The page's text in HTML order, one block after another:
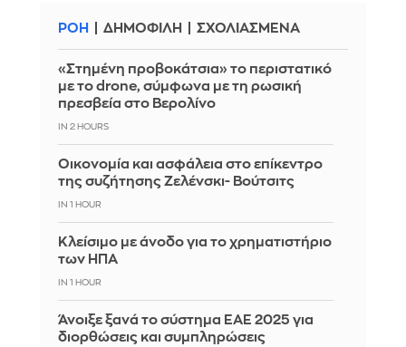
ΡΟΗ ΔΗΜΟΦΙΛΗ ΣΧΟΛΙΑΣΜΕΝΑ
«Στημένη προβοκάτσια» το περιστατικό
με το drone, σύμφωνα με τη ρωσική
πρεσβεία στο Βερολίνο
IN 2 HOURS
Οικονομία και ασφάλεια στο επίκεντρο
της συζήτησης Ζελένσκι- Βούτσιτς
IN 1 HOUR
Κλείσιμο με άνοδο για το χρηματιστήριο
των ΗΠΑ
IN 1 HOUR
Άνοιξε ξανά το σύστημα ΕΑΕ 2025 για
διορθώσεις και συμπληρώσεις